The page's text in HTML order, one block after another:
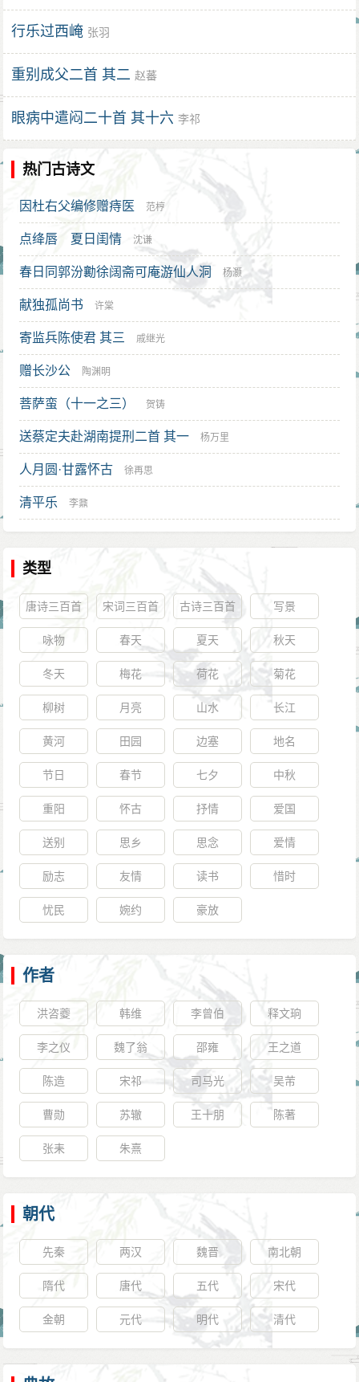
行乐过西崦 张羽
重别成父二首 其二 赵蕃
眼病中遣闷二十首 其十六 李祁
热门古诗文
因杜右父编修赠痔医 范梈
点绛唇 夏日闺情 沈谦
春日同郭汾勷徐阔斋可庵游仙人洞 杨灏
献独孤尚书 许棠
寄监兵陈使君 其三 戚继光
赠长沙公 陶渊明
菩萨蛮（十一之三） 贺铸
送蔡定夫赴湖南提刑二首 其一 杨万里
人月圆·甘露怀古 徐再思
清平乐 李鼐
类型
唐诗三百首 宋词三百首 古诗三百首 写景
咏物 春天 夏天 秋天
冬天 梅花 荷花 菊花
柳树 月亮 山水 长江
黄河 田园 边塞 地名
节日 春节 七夕 中秋
重阳 怀古 抒情 爱国
送别 思乡 思念 爱情
励志 友情 读书 惜时
忧民 婉约 豪放
作者
洪咨夔 韩维 李曾伯 释文珦
李之仪 魏了翁 邵雍 王之道
陈造 宋祁 司马光 吴芾
曹勋 苏辙 王十朋 陈著
张耒 朱熹
朝代
先秦 两汉 魏晋 南北朝
隋代 唐代 五代 宋代
金朝 元代 明代 清代